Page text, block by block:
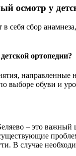
осмотр у
себя сбор
ортопедии?
направленные
выборе обуви и
– это
В случае